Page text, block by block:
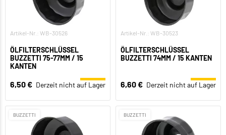
Artikel-Nr.: WB-30526
ÖLFILTERSCHLÜSSEL
BUZZETTI 75-77MM / 15
KANTEN
6,50 € Derzeit nicht auf Lager
Artikel-Nr.: WB-30523
ÖLFILTERSCHLÜSSEL
BUZZETTI 74MM / 15 KANTEN
6,60 € Derzeit nicht auf Lager
BUZZETTI BUZZETTI